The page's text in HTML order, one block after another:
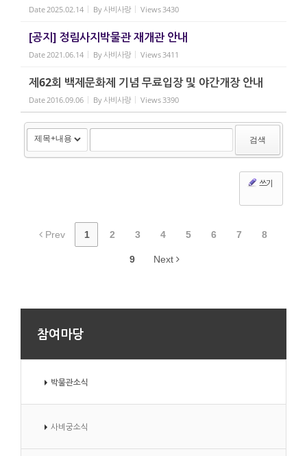
Date 2025.02.14 By사비사랑 Views 3430
[공지] 정림사지박물관 재개관 안내
Date 2021.06.14 By사비사랑 Views 3411
제62회 백제문화제 기념 무료입장 및 야간개장 안내
Date 2016.09.06 By사비사랑 Views 3390
검색
쓰기
Prev 1 2 3 4 5 6 7 8
9 Next
참여마당
박물관소식
사비궁소식